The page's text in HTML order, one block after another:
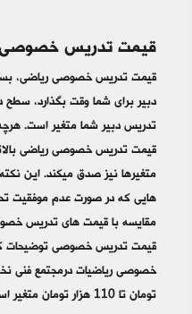
قیمت تدریس
قیمت تدریس خصوصی ریاضی، بسته
دبیر برای شما وقت بگذارد،
تدریس دبیر شما متغیر است.
قیمت تدریس خصوصی ریاضی
متغیرها نیز صدق میکند. این
هایی که در صورت عدم موفقیت
مقایسه با قیمت های تدریس
قیمت تدریس خصوصی توضیحات
تومان تا 110 هزار تومان متغیر است.